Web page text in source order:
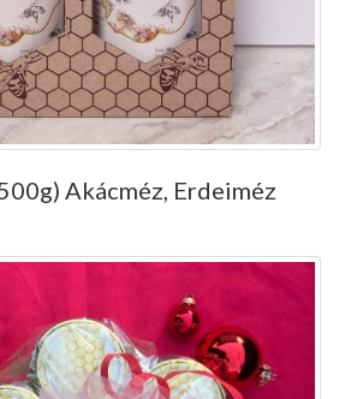
Akácméz, Erdeiméz